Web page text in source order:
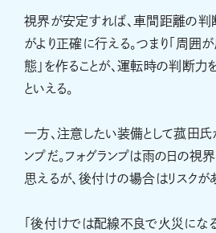
視界が安定すれば、車間距離の
がより正確に行える。つまり「周囲
態」を作ることが、運転時の判断力
といえる。
一方、注意したい装備として菰田氏
ンプだ。フォグランプは雨の日の視
思えるが、後付けの場合はリスクがあ
「後付けでは配線不良で火災にな